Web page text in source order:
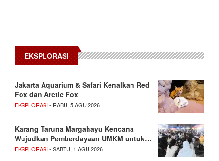
EKSPLORASI
Jakarta Aquarium & Safari Kenalkan Red
Fox dan Arctic Fox
EKSPLORASI- RABU, 5 AGU 2026
Karang Taruna Margahayu Kencana
Wujudkan Pemberdayaan UMKM untuk…
EKSPLORASI- SABTU, 1 AGU 2026